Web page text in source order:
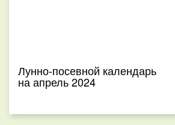
Лунно-посевной календарь
на апрель 2024